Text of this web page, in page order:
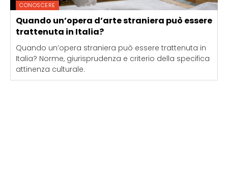
CONOSCERE
Quando un’opera d’arte straniera può essere
trattenuta in Italia?
Quando un’opera straniera può essere trattenuta in
Italia? Norme, giurisprudenza e criterio della specifica
attinenza culturale.